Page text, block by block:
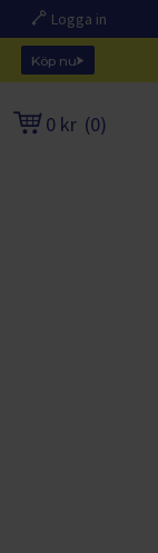
Logga in
Köp nu
0 kr (0)